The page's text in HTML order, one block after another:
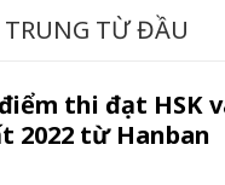
TRUNG TỪ ĐẦU
thi đạt HSK
2022 từ Hanban